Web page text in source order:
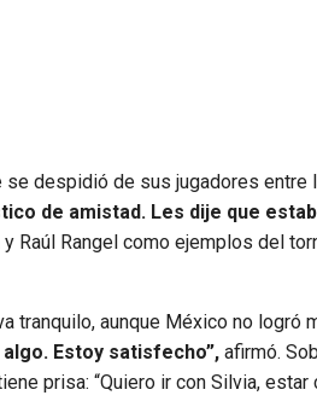
despidió de sus jugadores entre
de amistad. Les dije que
Raúl Rangel como ejemplos del
tranquilo, aunque México no
Estoy satisfecho”, afirmó.
prisa: “Quiero ir con Silvia,